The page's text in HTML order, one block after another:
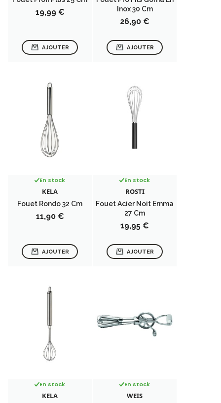
Prix
19,99 €
AJOUTER
Inox 30 Cm
Prix
26,90 €
AJOUTER
En stock
KELA
Fouet Rondo 32 Cm
Prix
11,90 €
AJOUTER
En stock
ROSTI
Fouet Acier Noit Emma
27 Cm
Prix
19,95 €
AJOUTER
En stock
KELA
En stock
WEIS